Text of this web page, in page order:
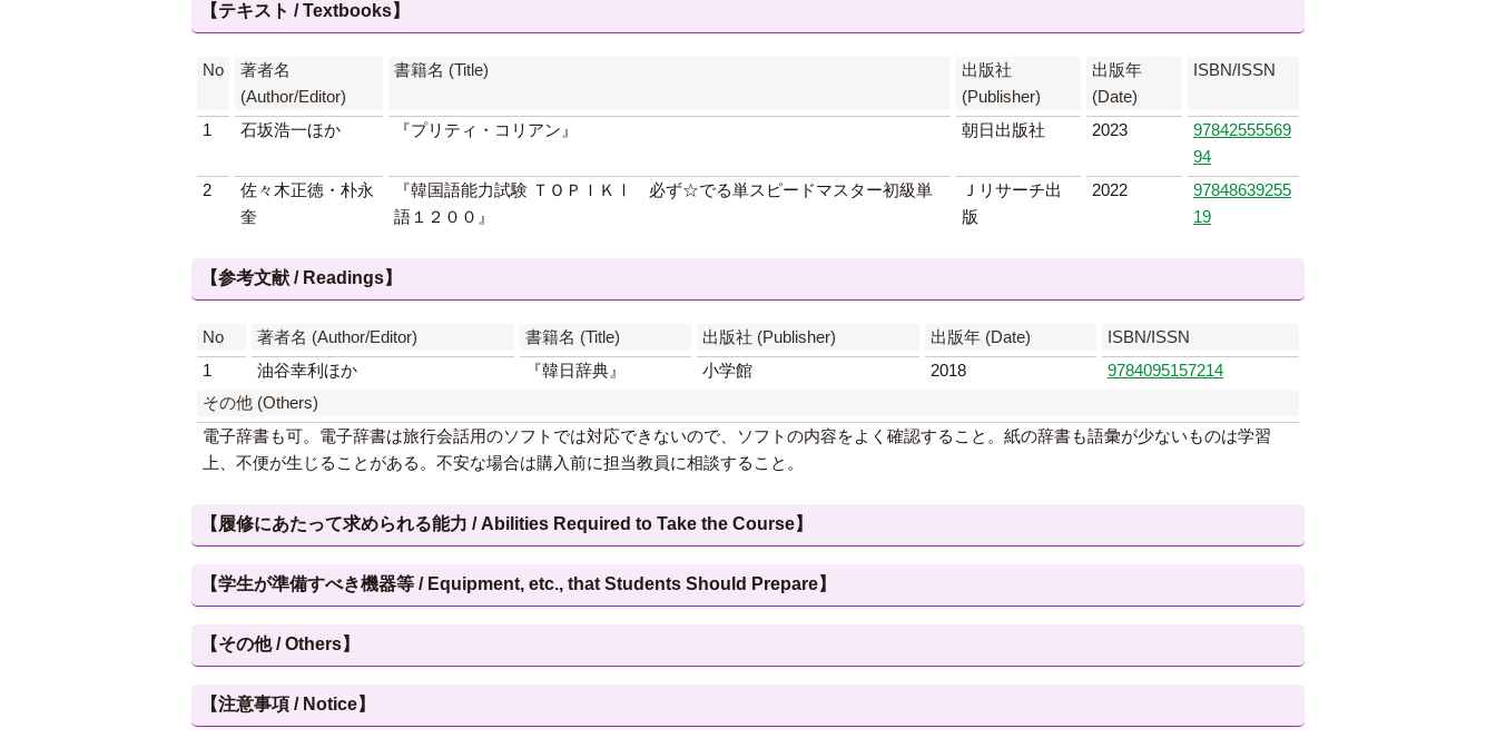
【テキスト / Textbooks】
No
著者名
(Author/Editor)
書籍名 (Title)
出版社
(Publisher)
出版年
(Date)
ISBN/ISSN
1 石坂浩一ほか 『プリティ・コリアン』 朝日出版社 2023
97842555569
94
2
佐々木正徳・朴永
奎
『韓国語能力試験 ＴＯＰＩＫⅠ 必ず☆でる単スピードマスター初級単
語１２００』
Ｊリサーチ出
版
2022
97848639255
19
【参考文献 / Readings】
No 著者名 (Author/Editor) 書籍名 (Title) 出版社 (Publisher) 出版年 (Date)
ISBN/ISSN
1
油谷幸利ほか 『韓日辞典』 小学館 2018
9784095157214
その他 (Others)
電子辞書も可。電子辞書は旅行会話用のソフトでは対応できないので、ソフトの内容をよく確認すること。紙の辞書も語彙が少ないものは学習
上、不便が生じることがある。不安な場合は購入前に担当教員に相談すること。
【履修にあたって求められる能力 / Abilities Required to Take the Course】
【学生が準備すべき機器等 / Equipment, etc., that Students Should Prepare】
【その他 / Others】
【注意事項 / Notice】